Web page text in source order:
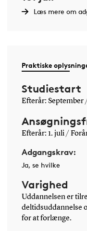
Læs mere om
Praktiske
Studiestart
Efterår: September
Efterår: 1. juli /
Adgangskrav:
Ja, se hvilke
Varighed
Uddannelsen er
deltidsuddannelse
for at forlænge.